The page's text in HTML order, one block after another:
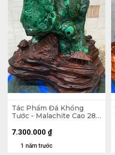
Tác Phẩm Đá Khổng
Tước - Malachite Cao 28
1 năm trước
7.300.000 ₫